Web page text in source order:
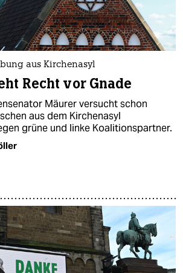
aus Kirchenasyl
Recht vor Gnade
Mäurer versucht schon
aus dem Kirchenasyl
grüne und linke Koalitionspartner.